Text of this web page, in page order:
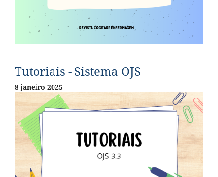
Tutoriais - Sistema OJS
8 janeiro 2025